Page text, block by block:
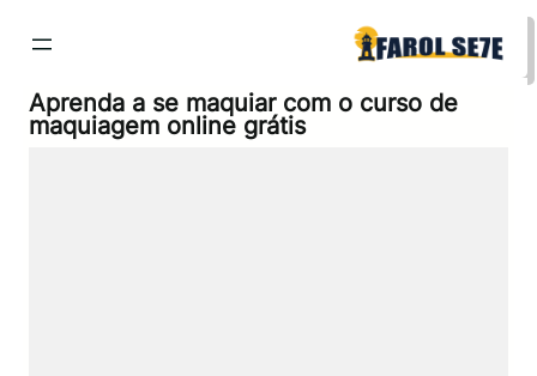
para
conteúdo
Aprenda a se maquiar com o curso de
maquiagem online grátis